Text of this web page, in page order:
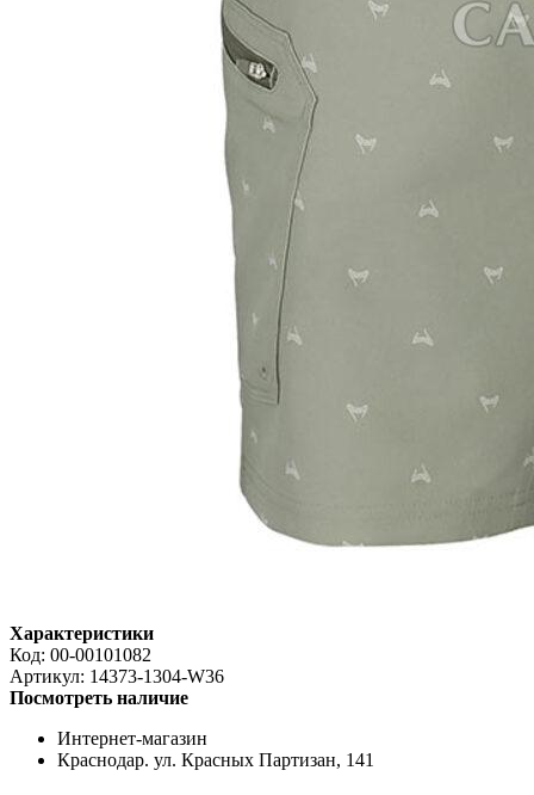
Характеристики
Код: 00-00101082
Артикул: 14373-1304-W36
Посмотреть наличие
Интернет-магазин
Краснодар. ул. Красных Партизан, 141